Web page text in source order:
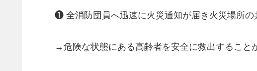
❶ 全消防団員へ迅速に火災通知が届き火災場所の
→危険な状態にある高齢者を安全に救出すること